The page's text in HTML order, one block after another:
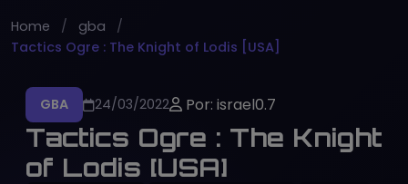
Home
gba
Tactics Ogre : The Knight of Lodis [USA]
GBA 24/03/2022 Por: israel0.7
Tactics Ogre : The Knight
of Lodis [USA]